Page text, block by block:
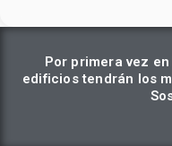
Por primera vez
edificios tendrán los